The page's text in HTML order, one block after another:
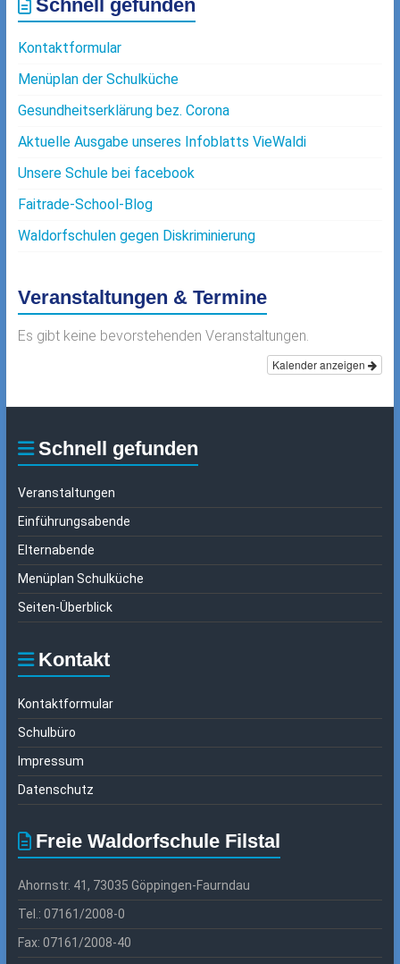
Schnell gefunden
Kontaktformular
Menüplan der Schulküche
Gesundheitserklärung bez. Corona
Aktuelle Ausgabe unseres Infoblatts VieWaldi
Unsere Schule bei facebook
Faitrade-School-Blog
Waldorfschulen gegen Diskriminierung
Veranstaltungen & Termine
Es gibt keine bevorstehenden Veranstaltungen.
Kalender anzeigen
Schnell gefunden
Veranstaltungen
Einführungsabende
Elternabende
Menüplan Schulküche
Seiten-Überblick
Kontakt
Kontaktformular
Schulbüro
Impressum
Datenschutz
Freie Waldorfschule Filstal
Ahornstr. 41, 73035 Göppingen-Faurndau
Tel.: 07161/2008-0
Fax: 07161/2008-40